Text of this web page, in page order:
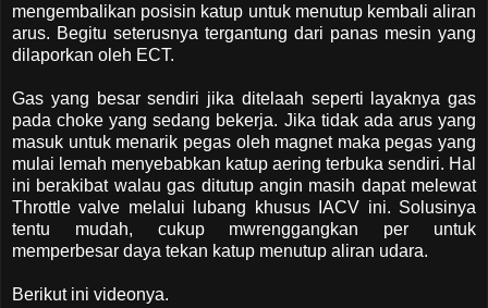
mengembalikan posisin katup untuk menutup kembali aliran
arus. Begitu seterusnya tergantung dari panas mesin yang
dilaporkan oleh ECT.
Gas yang besar sendiri jika ditelaah seperti layaknya gas
pada choke yang sedang bekerja. Jika tidak ada arus yang
masuk untuk menarik pegas oleh magnet maka pegas yang
mulai lemah menyebabkan katup aering terbuka sendiri. Hal
ini berakibat walau gas ditutup angin masih dapat melewat
Throttle valve melalui lubang khusus IACV ini. Solusinya
tentu mudah, cukup mwrenggangkan per untuk
memperbesar daya tekan katup menutup aliran udara.
Berikut ini videonya.